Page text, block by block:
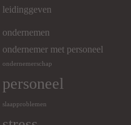
leidinggeven
ondernemen
ondernemer met personeel
ondernemerschap
personeel
slaapproblemen